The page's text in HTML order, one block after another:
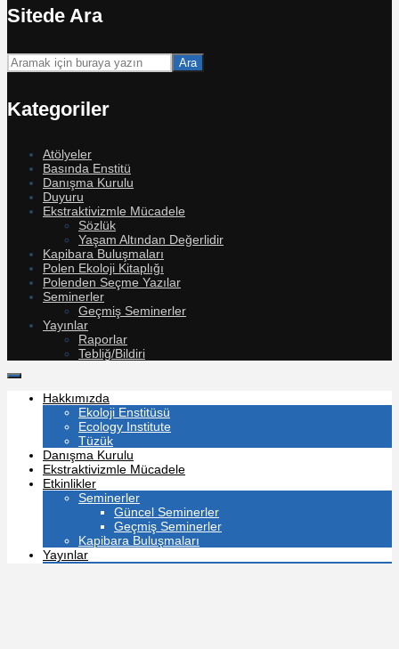
Sitede Ara
Ara
Kategoriler
Atölyeler
Basında Enstitü
Danışma Kurulu
Duyuru
Ekstraktivizmle Mücadele
Sözlük
Yaşam Altından Değerlidir
Kapibara Buluşmaları
Polen Ekoloji Kitaplığı
Polenden Seçme Yazılar
Seminerler
Geçmiş Seminerler
Yayınlar
Raporlar
Tebliğ/Bildiri
Hakkımızda
Ekoloji Enstitüsü
Ecology Institute
Tüzük
Danışma Kurulu
Ekstraktivizmle Mücadele
Etkinlikler
Seminerler
Güncel Seminerler
Geçmiş Seminerler
Kapibara Buluşmaları
Yayınlar